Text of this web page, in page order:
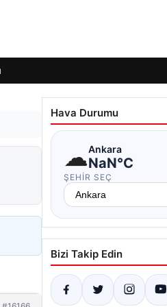
Hava Durumu
☁Ankara
NaN°C
ŞEHIR SEÇ
Bizi Takip Edin